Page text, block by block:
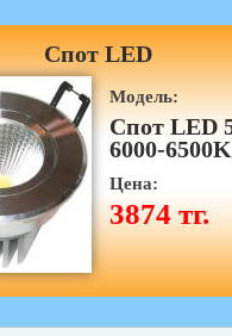
Спот LED
Модель:
Спот LED
6000-
Цена:
3874 тг.